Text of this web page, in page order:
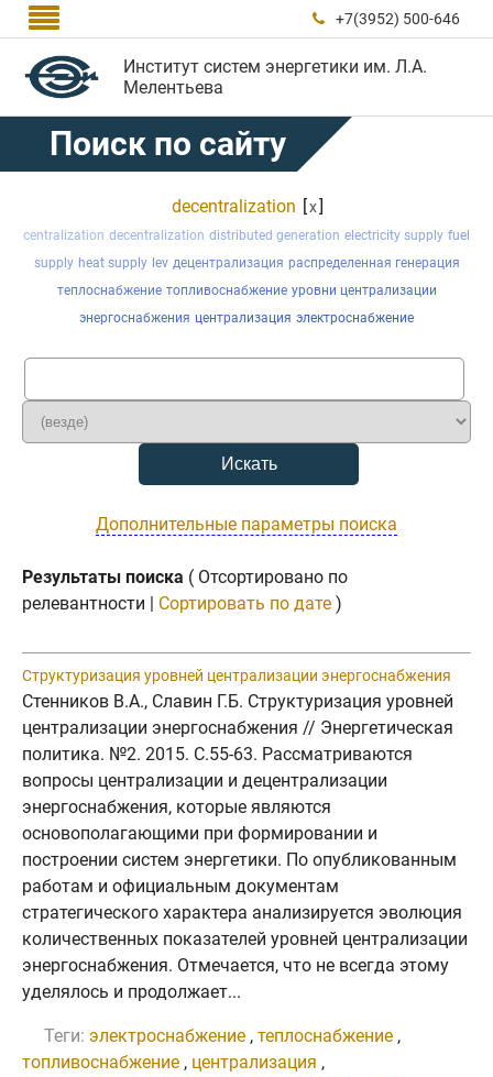
  +7(3952) 500-646
Институт систем энергетики им. Л.А.
Мелентьева
Поиск по сайту
decentralization [x]
centralization decentralization distributed generation electricity supply fuel
supply heat supply lev децентрализация распределенная генерация
теплоснабжение топливоснабжение уровни централизации
энергоснабжения централизация электроснабжение
Дополнительные параметры поиска
Результаты поиска ( Отсортировано по
релевантности | Сортировать по дате )
Структуризация уровней централизации энергоснабжения
Стенников В.А., Славин Г.Б. Структуризация уровней
централизации энергоснабжения // Энергетическая
политика. №2. 2015. C.55-63. Рассматриваются
вопросы централизации и децентрализации
энергоснабжения, которые являются
основополагающими при формировании и
построении систем энергетики. По опубликованным
работам и официальным документам
стратегического характера анализируется эволюция
количественных показателей уровней централизации
энергоснабжения. Отмечается, что не всегда этому
уделялось и продолжает...
Теги: электроснабжение , теплоснабжение ,
топливоснабжение , централизация ,